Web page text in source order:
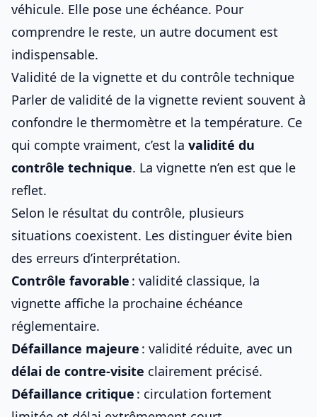
véhicule. Elle pose une échéance. Pour
comprendre le reste, un autre document est
indispensable.
Validité de la vignette et du contrôle technique
Parler de validité de la vignette revient souvent à
confondre le thermomètre et la température. Ce
qui compte vraiment, c’est la validité du
contrôle technique. La vignette n’en est que le
reflet.
Selon le résultat du contrôle, plusieurs
situations coexistent. Les distinguer évite bien
des erreurs d’interprétation.
Contrôle favorable : validité classique, la
vignette affiche la prochaine échéance
réglementaire.
Défaillance majeure : validité réduite, avec un
délai de contre-visite clairement précisé.
Défaillance critique : circulation fortement